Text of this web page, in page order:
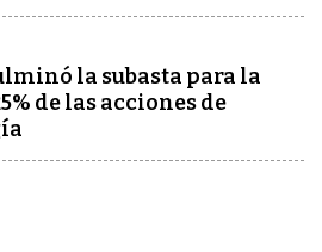
la subasta para la
de las acciones de